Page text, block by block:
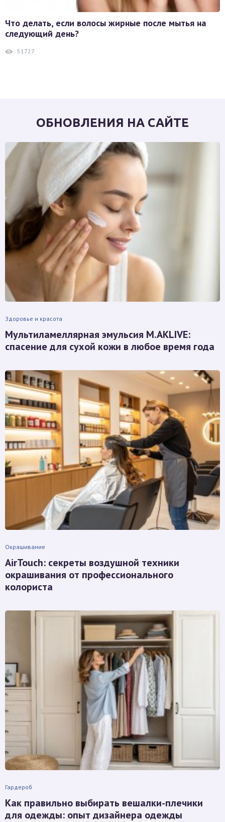
Что делать, если волосы жирные после мытья на
следующий день?
51727
ОБНОВЛЕНИЯ НА САЙТЕ
Здоровье и красота
Мультиламеллярная эмульсия M.AKLIVE:
спасение для сухой кожи в любое время года
Окрашивание
AirTouch: секреты воздушной техники
окрашивания от профессионального
колориста
Гардероб
Как правильно выбирать вешалки-плечики
для одежды: опыт дизайнера одежды